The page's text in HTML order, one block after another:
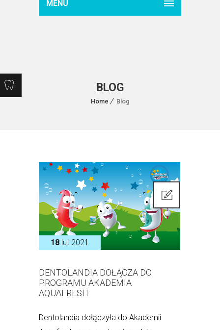
MENU
BLOG
Home Blog
18 lut 2021
DENTOLANDIA DOŁĄCZA DO
PROGRAMU AKADEMIA
AQUAFRESH
Dentolandia dołączyła do Akademii